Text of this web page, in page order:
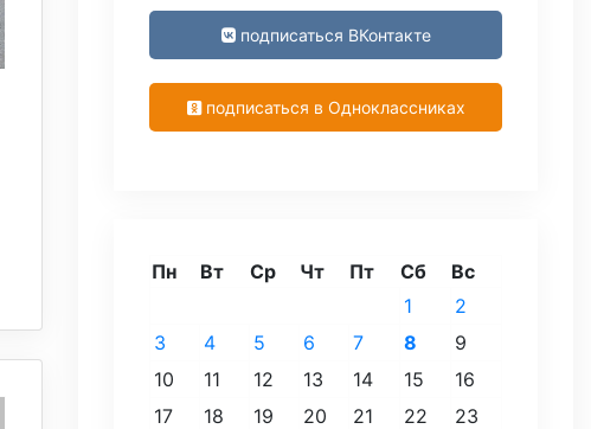
подписаться ВКонтакте
подписаться в Одноклассниках
Пн Вт Ср Чт Пт Сб Вс
1
2
3
4 5 6 7 8
9
10
11 12 13 14 15
16
17
18 19 20 21 22
23